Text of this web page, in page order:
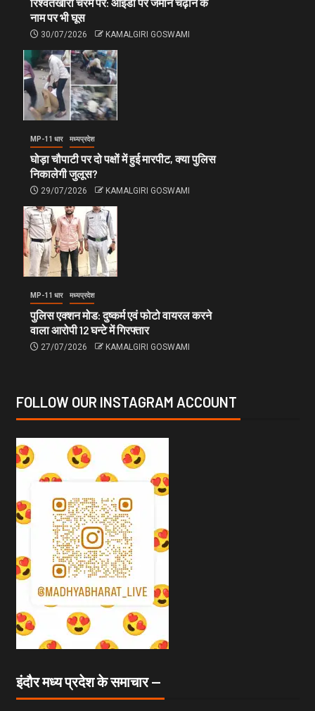
नाम पर भी घूस
30/07/2026 KAMALGIRI GOSWAMI
MP-11 धार मध्यप्रदेश
घोड़ा चौपाटी पर दो पक्षों में हुई मारपीट, क्या पुलिस
निकालेगी जुलूस?
29/07/2026 KAMALGIRI GOSWAMI
MP-11 धार मध्यप्रदेश
पुलिस एक्शन मोड: दुष्कर्म एवं फोटो वायरल करने
वाला आरोपी 12 घन्टे में गिरफ्तार
27/07/2026 KAMALGIRI GOSWAMI
FOLLOW OUR INSTAGRAM ACCOUNT
इंदौर मध्य प्रदेश के समाचार —